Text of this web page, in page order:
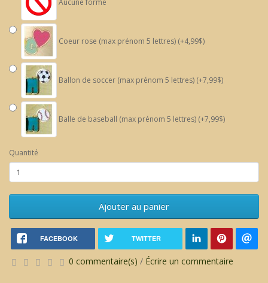
Coeur rose (max prénom 5 lettres) (+4,99$)
Ballon de soccer (max prénom 5 lettres) (+7,99$)
Balle de baseball (max prénom 5 lettres) (+7,99$)
Quantité
Ajouter au panier
FACEBOOK TWITTER
0 commentaire(s) / Écrire un commentaire